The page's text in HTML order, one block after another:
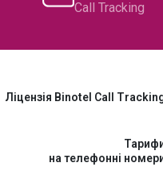
Call Tracking
Ліцензія Binotel Call
на телефонні